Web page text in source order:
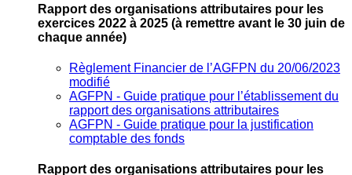
Rapport des organisations attributaires pour les
exercices 2022 à 2025 (à remettre avant le 30 juin de
chaque année)
Règlement Financier de l’AGFPN du 20/06/2023
modifié
AGFPN ‐ Guide pratique pour l’établissement du
rapport des organisations attributaires
AGFPN ‐ Guide pratique pour la justification
comptable des fonds
Rapport des organisations attributaires pour les